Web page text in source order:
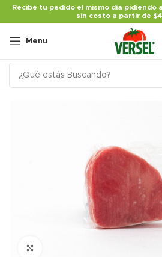
Recibe tu pedido el mismo día pidiendo
sin costo a partir de
Menu